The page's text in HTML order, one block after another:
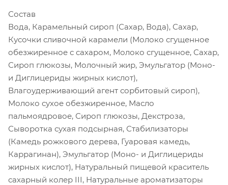
Состав
Вода, Карамельный сироп (Сахар, Вода), Сахар,
Кусочки сливочной карамели (Молоко сгущенное
обезжиренное с сахаром, Молоко сгущенное, Сахар,
Сироп глюкозы, Молочный жир, Эмульгатор (Моно-
и Диглицериды жирных кислот),
Влагоудерживающий агент сорбитовый сироп),
Молоко сухое обезжиренное, Масло
пальмоядровое, Сироп глюкозы, Декстроза,
Сыворотка сухая подсырная, Стабилизаторы
(Камедь рожкового дерева, Гуаровая камедь,
Каррагинан), Эмульгатор (Моно- и Диглицериды
жирных кислот), Натуральный пищевой краситель
сахарный колер III, Натуральные ароматизаторы